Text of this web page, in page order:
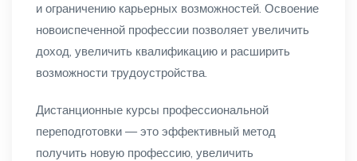
и ограничению карьерных возможностей. Освоение
новоиспеченной профессии позволяет увеличить
доход, увеличить квалификацию и расширить
возможности трудоустройства.
Дистанционные курсы профессиональной
переподготовки — это эффективный метод
получить новую профессию, увеличить